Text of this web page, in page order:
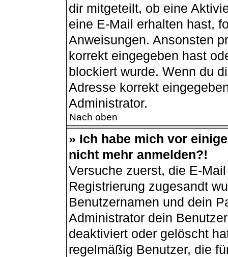
dir mitgeteilt, ob eine
eine E-Mail erhalten hast,
Anweisungen. Ansonsten
korrekt eingegeben hast
blockiert wurde. Wenn du
Adresse korrekt
Administrator.
Nach oben
» Ich habe mich vor
nicht mehr anmelden?!
Versuche zuerst, die E-
Registrierung zugesandt
Benutzernamen und dein
Administrator dein
deaktiviert oder gelöscht
regelmäßig Benutzer, die